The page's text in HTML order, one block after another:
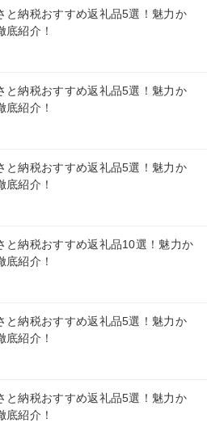
と納税おすすめ返礼品5選！魅力か
底紹介！
と納税おすすめ返礼品5選！魅力か
底紹介！
と納税おすすめ返礼品5選！魅力か
底紹介！
と納税おすすめ返礼品10選！魅力か
底紹介！
と納税おすすめ返礼品5選！魅力か
底紹介！
と納税おすすめ返礼品5選！魅力か
底紹介！